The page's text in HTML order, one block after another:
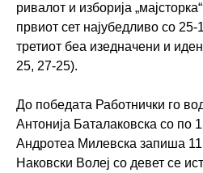
ривалот и изборија
првиот сет најубедливо со
третиот беа изедначени и
25, 27-25).
До победата Работнички го
Антонија Баталаковска со по
Андротеа Милевска запиша
Наковски Волеј со девет се